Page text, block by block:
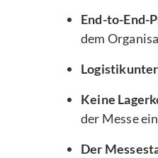
End-to-End-
dem
Keine
der Messe
Der